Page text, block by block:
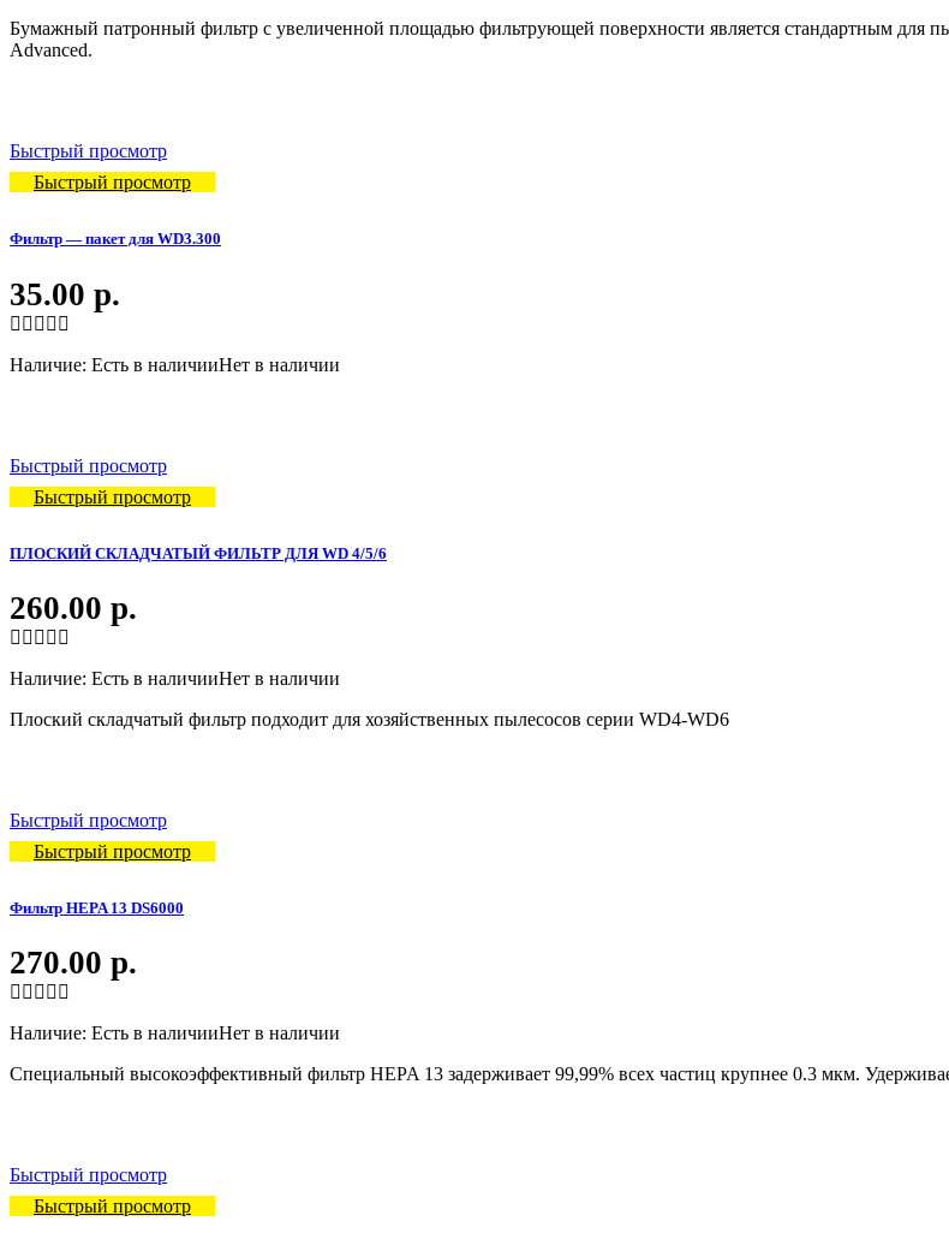
Бумажный патронный фильтр с увеличенной площадью фильтрующей поверхности является стандартным для
Advanced.
Быстрый просмотр
Быстрый просмотр
Фильтр — пакет для WD3.300
35.00 р.
Наличие: Есть в наличииНет в наличии
Быстрый просмотр
Быстрый просмотр
ПЛОСКИЙ СКЛАДЧАТЫЙ ФИЛЬТР ДЛЯ WD 4/5/6
260.00 р.
Наличие: Есть в наличииНет в наличии
Плоский складчатый фильтр подходит для хозяйственных пылесосов серии WD4-WD6
Быстрый просмотр
Быстрый просмотр
Фильтр HEPA 13 DS6000
270.00 р.
Наличие: Есть в наличииНет в наличии
Специальный высокоэффективный фильтр HEPA 13 задерживает 99,99% всех частиц крупнее 0.3 мкм.
Быстрый просмотр
Быстрый просмотр